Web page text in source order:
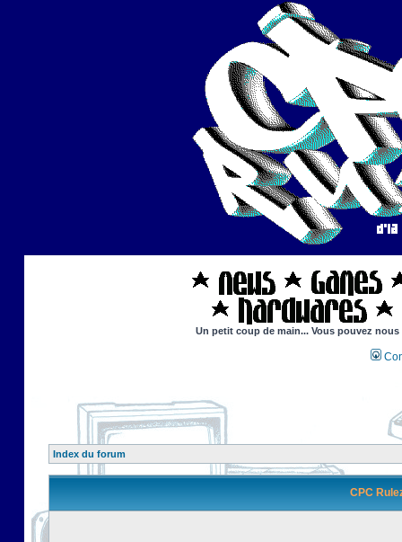
Un petit coup de main... Vous pouvez
Index du forum
CPC